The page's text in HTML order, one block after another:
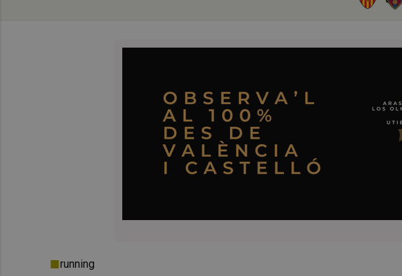
running